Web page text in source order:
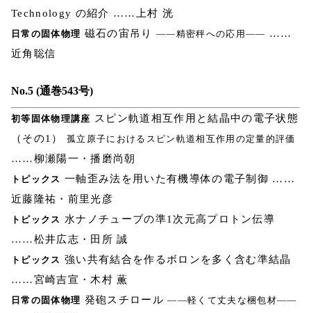
Technology の紹介 ……上村 洸
日常の固体物理 磁石の宙吊り ――精密秤への応用―― ……
近角聡信
No.5 (通巻543号)
初等固体物理講座 スピン軌道相互作用と結晶中の電子状態
（その1） 孤立原子におけるスピン軌道相互作用の定量的評価
……柳瀬陽一・播磨尚朝
トピックス 一軸歪み法を用いた有機導体の電子制御 ……
近藤隆祐・前里光彦
トピックス 水ナノチューブの準1次元高プロトン伝導
……松井広志・田所 誠
トピックス 強い共有結合を作るボロンを多く含む準結晶
……宮崎吉宣・木村 薫
日常の固体物理 発砲スチロール――軽くて丈夫な梱包材――